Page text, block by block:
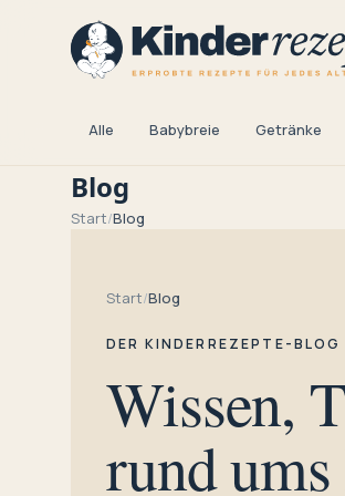
Alle Babybreie Getränke
Blog
Start/Blog
Start/Blog
DER KINDERREZEPTE-BLOG
Wissen,
rund ums